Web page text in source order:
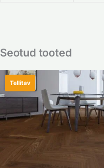
Seotud tooted
Tellitav